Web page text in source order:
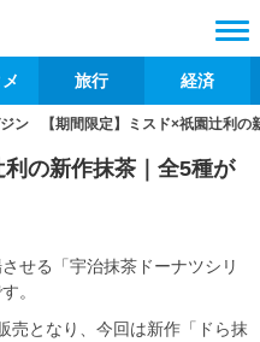
旅行 経済
ン 【期間限定】ミスド×祇園辻利
利の新作抹茶｜全5種が
せる「宇治抹茶ドーナツシリ
。
売となり、今回は新作「ドら抹